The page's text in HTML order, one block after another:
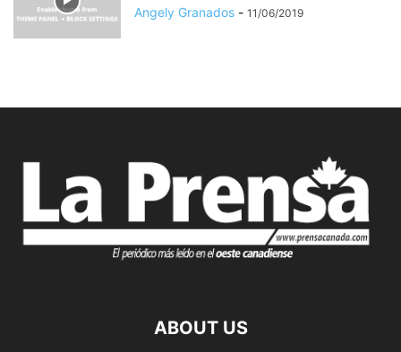
Angely Granados - 11/06/2019
ABOUT US